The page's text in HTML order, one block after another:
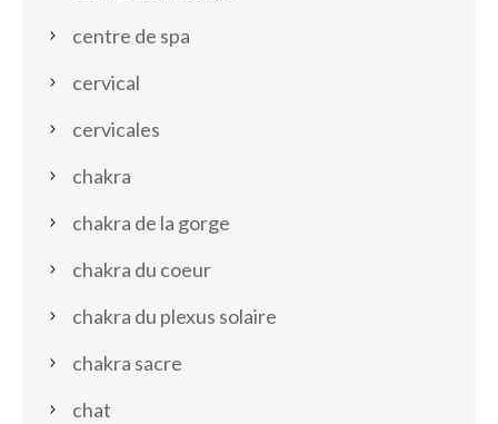
centre de spa
cervical
cervicales
chakra
chakra de la gorge
chakra du coeur
chakra du plexus solaire
chakra sacre
chat